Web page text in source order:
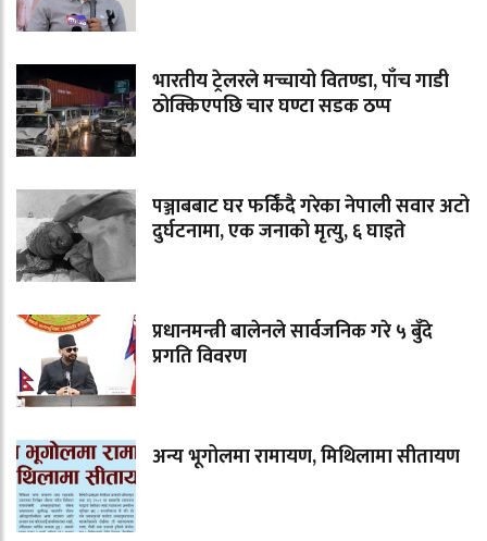
भारतीय ट्रेलरले मच्चायो वितण्डा, पाँच गाडी
ठोक्किएपछि चार घण्टा सडक ठप्प
पञ्जाबबाट घर फर्किंदै गरेका नेपाली सवार अटो
दुर्घटनामा, एक जनाको मृत्यु, ६ घाइते
प्रधानमन्त्री बालेनले सार्वजनिक गरे ५ बुँदे
प्रगति विवरण
अन्य भूगोलमा रामायण, मिथिलामा सीतायण